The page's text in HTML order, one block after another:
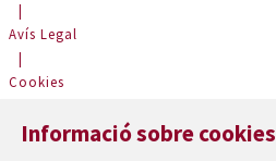
|
Avís Legal
|
Cookies
Contactar
Informació sobre cookies